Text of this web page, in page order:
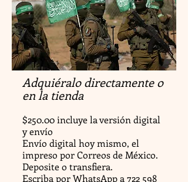
Adquiéralo directamente o
en la tienda
$250.00 incluye la versión digital
y envío
Envío digital hoy mismo, el
impreso por Correos de México.
Deposite o transfiera.
Escriba por WhatsApp a722 598